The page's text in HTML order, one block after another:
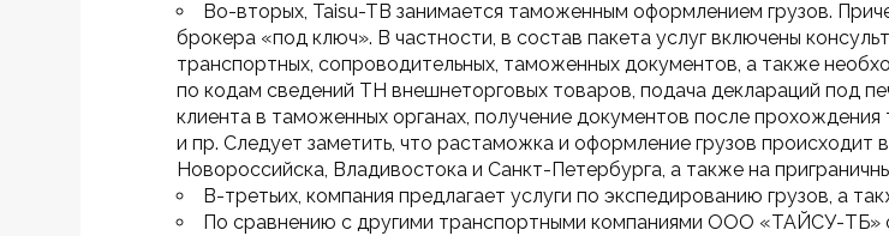
Во-вторых, Taisu-TB занимается таможенным оформлением грузов.
брокера «под ключ». В частности, в состав пакета услуг включены
транспортных, сопроводительных, таможенных документов, а также
по кодам сведений ТН внешнеторговых товаров, подача деклараций под
клиента в таможенных органах, получение документов после
и пр. Следует заметить, что растаможка и оформление грузов происходит
Новороссийска, Владивостока и Санкт-Петербурга, а также на
В-третьих, компания предлагает услуги по экспедированию грузов, а
По сравнению с другими транспортными компаниями ООО «ТАЙСУ-ТБ»